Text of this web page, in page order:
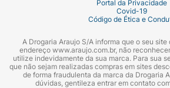
Portal da Privacidade
Covid-19
Código de Ética e
A Drogaria Araujo S/A informa que o seu
endereço www.araujo.com.br, não
utilize indevidamente da sua marca. Para sua
que não sejam realizadas compras em sites
de forma fraudulenta da marca da Drogaria
dúvidas, gentileza entrar em contato